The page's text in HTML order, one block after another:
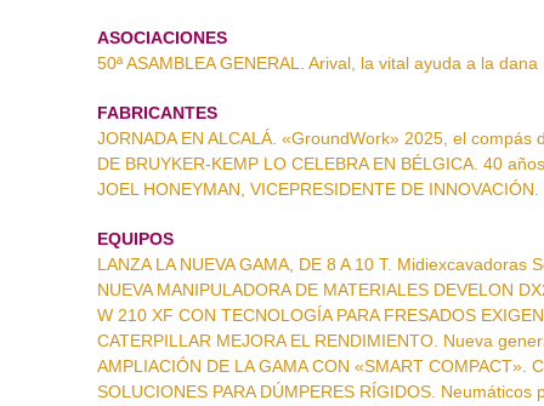
ASOCIACIONES
50ª ASAMBLEA GENERAL. Arival, la vital ayuda a la dana
FABRICANTES
JORNADA EN ALCALÁ. «GroundWork» 2025, el compás
DE BRUYKER-KEMP LO CELEBRA EN BÉLGICA. 40
JOEL HONEYMAN, VICEPRESIDENTE DE
EQUIPOS
LANZA LA NUEVA GAMA, DE 8 A 10 T. Midiexcavadoras
NUEVA MANIPULADORA DE MATERIALES DEVELON
W 210 XF CON TECNOLOGÍA PARA FRESADOS
CATERPILLAR MEJORA EL RENDIMIENTO. Nueva
AMPLIACIÓN DE LA GAMA CON «SMART COMPACT».
SOLUCIONES PARA DÚMPERES RÍGIDOS. Neumáticos